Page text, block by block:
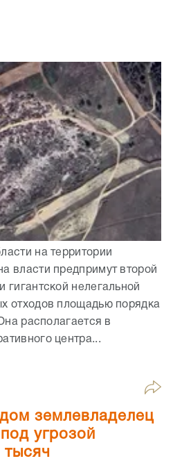
на территории
власти предпримут второй
гигантской нелегальной
отходов площадью порядка
располагается в
центра...
землевладелец
угрозой